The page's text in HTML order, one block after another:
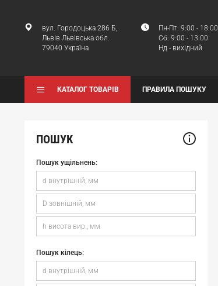
вул. Городоцька 286 Б,
Львів Львівська обл.
79040 Україна
Пн-Пт: 9:00 - 18:00
Сб: 9:00 - 13:00
Нд - вихідний
КАТАЛОГ ТОВАРІВ ПРАВИЛА ПОШУКУ
ПОШУК
Пошук ущільнень:
Пошук кілець: